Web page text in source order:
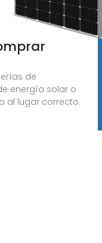
de
energía solar o
al lugar correcto.